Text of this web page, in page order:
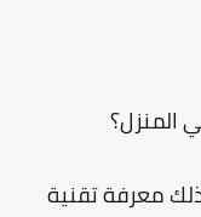
معرفة تقنية